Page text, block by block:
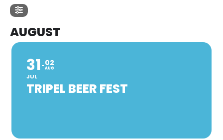
AUGUST
31
JUL
02
AUG
TRIPEL BEER FEST